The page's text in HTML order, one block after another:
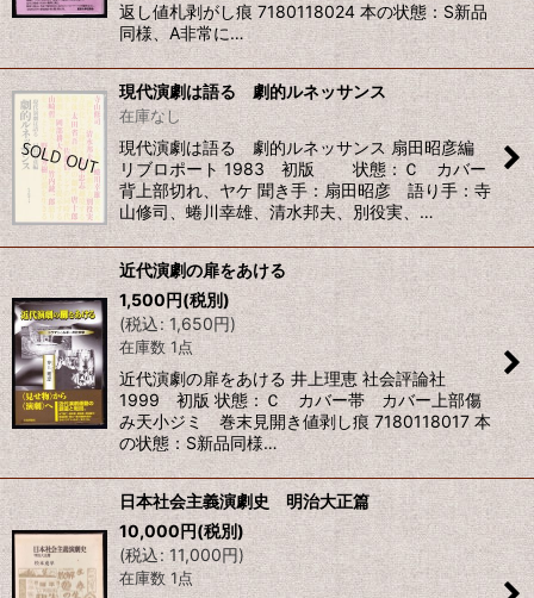
返し値札剥がし痕 7180118024 本の状態：S新品
同様、A非常に…
現代演劇は語る 劇的ルネッサンス
在庫なし
現代演劇は語る 劇的ルネッサンス 扇田昭彦編
リブロポート 1983 初版 状態：Ｃ カバー
背上部切れ、ヤケ 聞き手：扇田昭彦 語り手：寺
山修司、蜷川幸雄、清水邦夫、別役実、…
近代演劇の扉をあける
1,500円(税別)
(税込: 1,650円)
在庫数 1点
近代演劇の扉をあける 井上理恵 社会評論社
1999 初版 状態：Ｃ カバー帯 カバー上部傷
み天小ジミ 巻末見開き値剥し痕 7180118017 本
の状態：S新品同様…
日本社会主義演劇史 明治大正篇
10,000円(税別)
(税込: 11,000円)
在庫数 1点